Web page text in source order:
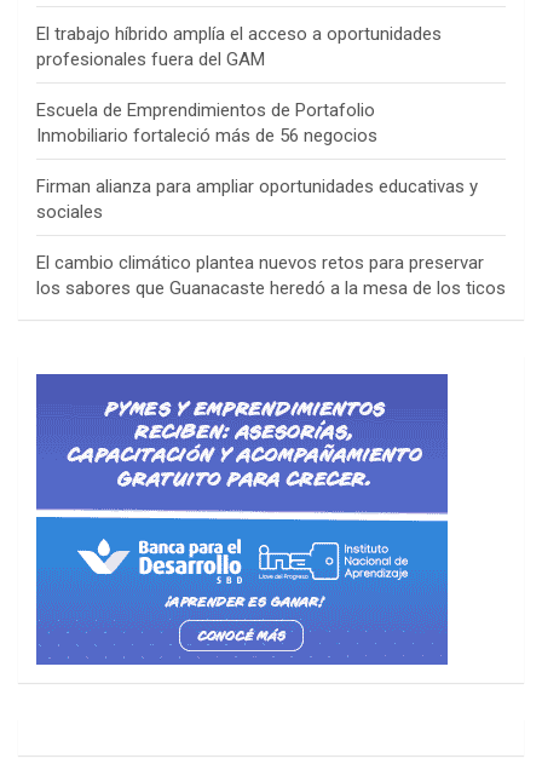
El trabajo híbrido amplía el acceso a oportunidades
profesionales fuera del GAM
Escuela de Emprendimientos de Portafolio
Inmobiliario fortaleció más de 56 negocios
Firman alianza para ampliar oportunidades educativas y
sociales
El cambio climático plantea nuevos retos para preservar
los sabores que Guanacaste heredó a la mesa de los ticos